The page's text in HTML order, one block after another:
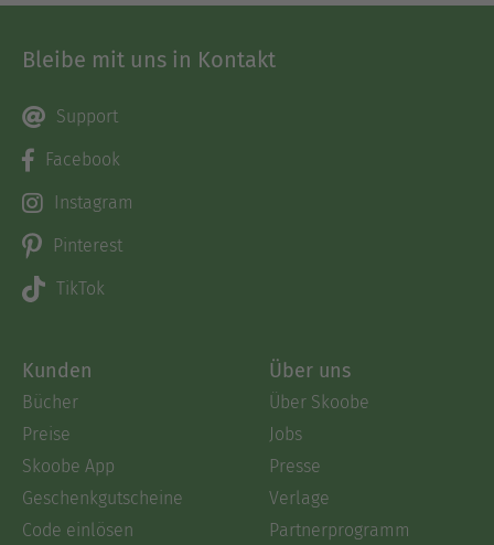
Bleibe mit uns in Kontakt
Support
Facebook
Instagram
Pinterest
TikTok
Kunden
Bücher
Preise
Skoobe App
Geschenkgutscheine
Code einlösen
Über uns
Über Skoobe
Jobs
Presse
Verlage
Partnerprogramm